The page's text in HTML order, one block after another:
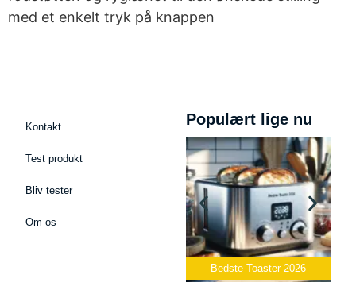
med et enkelt tryk på knappen
Kontakt
Test produkt
Bliv tester
Om os
Populært lige nu
Bedste Toaster 2026